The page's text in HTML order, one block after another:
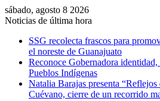
sábado, agosto 8 2026
Noticias de última hora
SSG recolecta frascos para
el noreste de Guanajuato
Reconoce Gobernadora
Pueblos Indígenas
Natalia Barajas presenta
Cuévano, cierre de un recorrido